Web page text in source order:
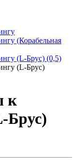
(Корабельная
(L-Брус) (0,5)
(L-Брус)
к
Брус)